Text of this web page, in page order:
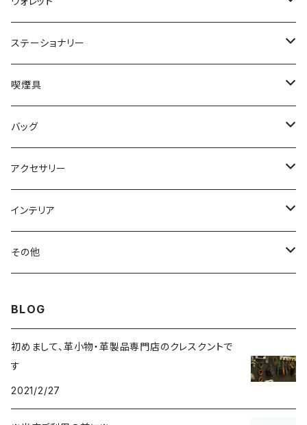
キーカバー
ロングウォレット
ミドルウォレット
ハーフウォレット
コインケース
ステーショナリー
システム手帳
ペンケース
喫煙具
シャグポーチ
携帯灰皿
バッグ
ウエストバッグ
アクセサリー
ヘアアクセサリー
ブレスレット
インテリア
リース
その他
BLOG
初めまして、革小物・革製品専門店のクレスクントで
す
2021/2/27